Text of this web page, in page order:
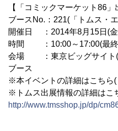
【「コミックマーケット86」
ブースNo.：221(「トムス・
開催日 ：2014年8月15日(金
時間 ：10:00～17:00(最終
会場 ：東京ビッグサイト(
ブース
※本イベントの詳細はこちら(
※トムス出展情報の詳細はこ
http://www.tmsshop.jp/dp/